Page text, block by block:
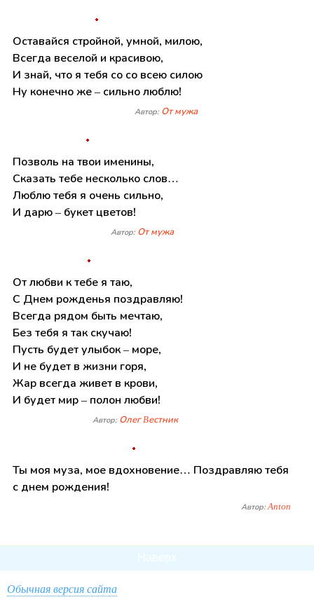
Оставайся стройной, умной, милою,
Всегда веселой и красивою,
И знай, что я тебя со со всею силою
Ну конечно же – сильно люблю!
Автор: От мужа
Позволь на твои именины,
Сказать тебе несколько слов…
Люблю тебя я очень сильно,
И дарю – букет цветов!
Автор: От мужа
От любви к тебе я таю,
С Днем рожденья поздравляю!
Всегда рядом быть мечтаю,
Без тебя я так скучаю!
Пусть будет улыбок – море,
И не будет в жизни горя,
Жар всегда живет в крови,
И будет мир – полон любви!
Автор: Олег Bестник
Ты моя муза, мое вдохновение… Поздравляю тебя
с днем рождения!
Автор:Anton
Обычная версия сайта